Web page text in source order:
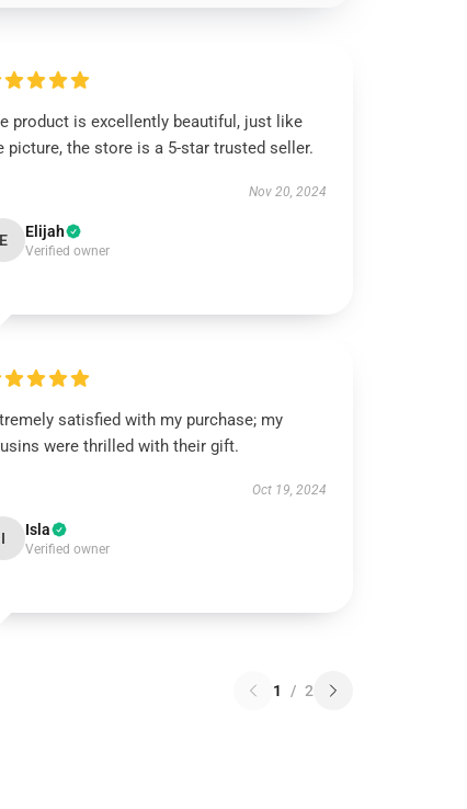
product is excellently beautiful, just like
picture, the store is a 5-star trusted seller.
Nov 20, 2024
E Elijah
Verified owner
satisfied with my purchase; my
were thrilled with their gift.
Oct 19, 2024
I Isla
Verified owner
1 / 2